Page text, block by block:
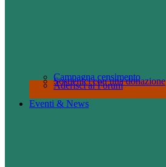
Aderisci al Forum
Sostienici con una donazione
Campagna censimento
Eventi & News